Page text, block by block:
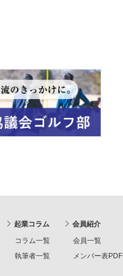
起業コラム
コラム一覧
執筆者一覧
会員紹介
会員一覧
メンバー表PDF